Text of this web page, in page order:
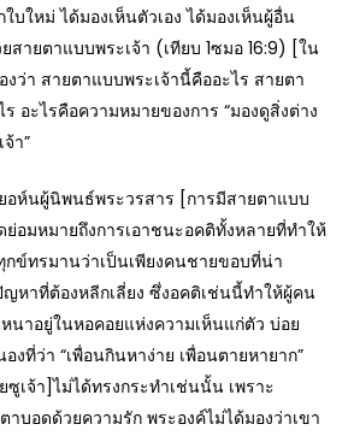
บใหม่ ได้มองเห็นตัวเอง ได้มองเห็นผู้อื่น
สายตาแบบพระเจ้า (เทียบ 1ซมอ 16:9) [ใน
งว่า สายตาแบบพระเจ้านี้คืออะไร สายตา
อะไรคือความหมายของการ “มองดูสิ่งต่าง
า”
นิพนธ์พระวรสาร [การมีสายตาแบบ
ย่อมหมายถึงการเอาชนะอคติทั้งหลายที่ทำให้
ข์ทรมานว่าเป็นเพียงคนชายขอบที่น่า
ญหาที่ต้องหลีกเลี่ยง ซึ่งอคติเช่นนี้ทำให้ผู้คน
นาอยู่ในหอคอยแห่งความเห็นแก่ตัว บ่อย
งที่ว่า “เพื่อนกินหาง่าย เพื่อนตายหายาก”
ซูเจ้า]ไม่ได้ทรงกระทำเช่นนั้น เพราะ
าบอดด้วยความรัก พระองค์ไม่ได้มองว่าเขา